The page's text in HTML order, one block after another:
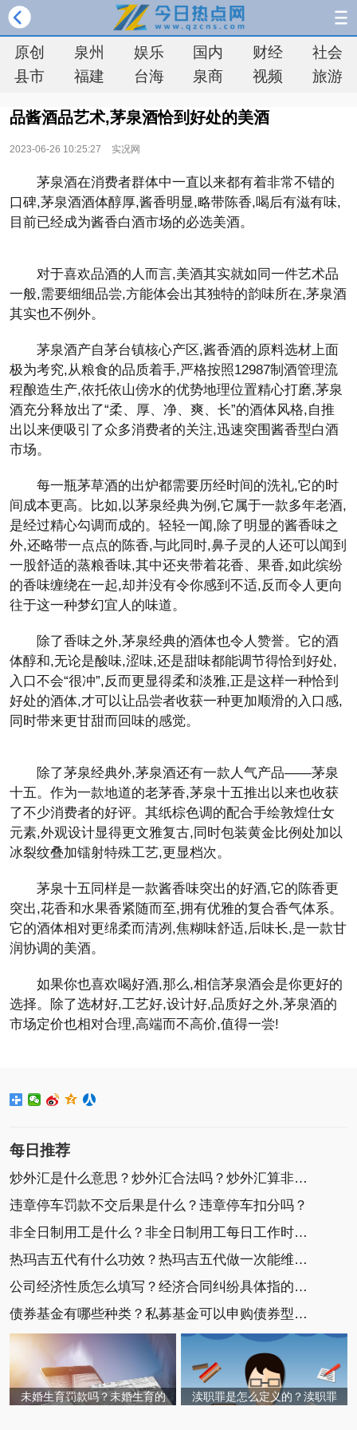
原创 泉州 娱乐 国内 财经
社会
县市
福建 台海 泉商 视频 旅游
品酱酒品艺术,茅泉酒恰到好处的美酒
2023-06-26 10:25:27 实况网
茅泉酒在消费者群体中一直以来都有着非常不错的
口碑,茅泉酒酒体醇厚,酱香明显,略带陈香,喝后有滋有味,
目前已经成为酱香白酒市场的必选美酒。
对于喜欢品酒的人而言,美酒其实就如同一件艺术品
一般,需要细细品尝,方能体会出其独特的韵味所在,茅泉酒
其实也不例外。
茅泉酒产自茅台镇核心产区,酱香酒的原料选材上面
极为考究,从粮食的品质着手,严格按照12987制酒管理流
程酿造生产,依托依山傍水的优势地理位置精心打磨,茅泉
酒充分释放出了“柔、厚、净、爽、长”的酒体风格,自推
出以来便吸引了众多消费者的关注,迅速突围酱香型白酒
市场。
每一瓶茅草酒的出炉都需要历经时间的洗礼,它的时
间成本更高。比如,以茅泉经典为例,它属于一款多年老酒,
是经过精心勾调而成的。轻轻一闻,除了明显的酱香味之
外,还略带一点点的陈香,与此同时,鼻子灵的人还可以闻到
一股舒适的蒸粮香味,其中还夹带着花香、果香,如此缤纷
的香味缠绕在一起,却并没有令你感到不适,反而令人更向
往于这一种梦幻宜人的味道。
除了香味之外,茅泉经典的酒体也令人赞誉。它的酒
体醇和,无论是酸味,涩味,还是甜味都能调节得恰到好处,
入口不会“很冲”,反而更显得柔和淡雅,正是这样一种恰到
好处的酒体,才可以让品尝者收获一种更加顺滑的入口感,
同时带来更甘甜而回味的感觉。
除了茅泉经典外,茅泉酒还有一款人气产品——茅泉
十五。作为一款地道的老茅香,茅泉十五推出以来也收获
了不少消费者的好评。其纸棕色调的配合手绘敦煌仕女
元素,外观设计显得更文雅复古,同时包装黄金比例处加以
冰裂纹叠加镭射特殊工艺,更显档次。
茅泉十五同样是一款酱香味突出的好酒,它的陈香更
突出,花香和水果香紧随而至,拥有优雅的复合香气体系。
它的酒体相对更绵柔而清冽,焦糊味舒适,后味长,是一款甘
润协调的美酒。
如果你也喜欢喝好酒,那么,相信茅泉酒会是你更好的
选择。除了选材好,工艺好,设计好,品质好之外,茅泉酒的
市场定价也相对合理,高端而不高价,值得一尝!
每日推荐
炒外汇是什么意思？炒外汇合法吗？炒外汇算非法集
违章停车罚款不交后果是什么？违章停车扣分吗？
非全日制用工是什么？非全日制用工每日工作时间不
热玛吉五代有什么功效？热玛吉五代做一次能维持多
公司经济性质怎么填写？经济合同纠纷具体指的是什
债券基金有哪些种类？私募基金可以申购债券型基金
未婚生育罚款吗？未婚生育的 渎职罪是怎么定义的？渎职罪